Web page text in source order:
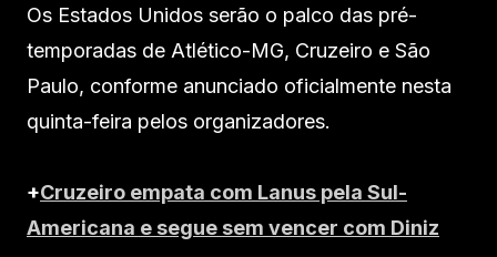
Os Estados Unidos serão o palco das pré-
temporadas de Atlético-MG, Cruzeiro e São
Paulo, conforme anunciado oficialmente nesta
quinta-feira pelos organizadores.
+Cruzeiro empata com Lanus pela Sul-
Americana e segue sem vencer com Diniz